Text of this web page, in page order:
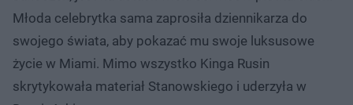
Młoda celebrytka sama zaprosiła dziennikarza do
swojego świata, aby pokazać mu swoje luksusowe
życie w Miami. Mimo wszystko Kinga Rusin
skrytykowała materiał Stanowskiego i uderzyła w